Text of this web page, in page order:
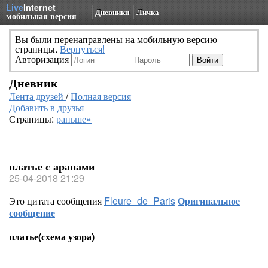
LiveInternet
мобильная версия Дневники Личка
Вы были перенаправлены на мобильную версию
страницы. Вернуться!
Авторизация
Дневник
Лента друзей /Полная версия
Добавить в друзья
Страницы: раньше»
платье с аранами
25-04-2018 21:29
Это цитата сообщения Fleure_de_ParisОригинальное
сообщение
платье(схема узора)